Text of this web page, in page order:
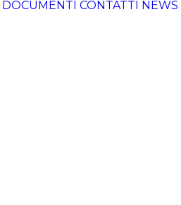
DOCUMENTI CONTATTI NEWS